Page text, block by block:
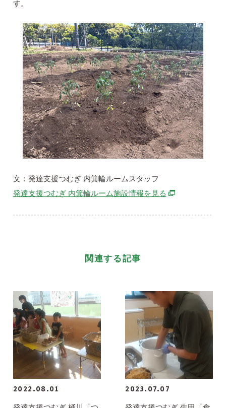
す。
文：発達支援つむぎ 内箕輪ルームスタッフ
発達支援つむぎ 内箕輪ルーム施設情報を見る 別ウィンドウで
関連する記事
2022.08.01 2023.07.07